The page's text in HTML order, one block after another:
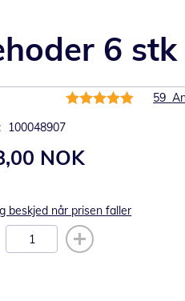
6
100048907
Rating:
59
NOK
beskjed når prisen faller